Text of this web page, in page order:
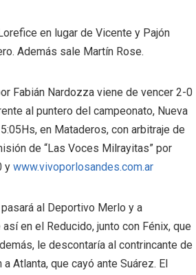
en lugar de Vicente y Pajón
Además sale Martín Rose.
Fabián Nardozza viene de vencer 2-0
al puntero del campeonato, Nueva
en Mataderos, con arbitraje de
de “Las Voces Milrayitas” por
y www.vivoporlosandes.com.ar
al Deportivo Merlo y a
en el Reducido, junto con Fénix, que
le descontaría al contrincante de
Atlanta, que cayó ante Suárez. El